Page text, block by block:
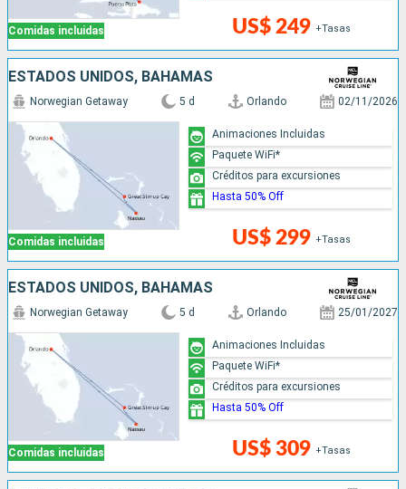
Comidas incluidas US$ 249 +Tasas
ESTADOS UNIDOS, BAHAMAS
Comidas incluidas
Norwegian Getaway 5 d Orlando 02/11/2026
US$ 299 +Tasas
Animaciones Incluidas
Paquete WiFi*
Créditos para excursiones
Hasta 50% Off
ESTADOS UNIDOS, BAHAMAS
Comidas incluidas
Norwegian Getaway 5 d Orlando 25/01/2027
US$ 309 +Tasas
Animaciones Incluidas
Paquete WiFi*
Créditos para excursiones
Hasta 50% Off